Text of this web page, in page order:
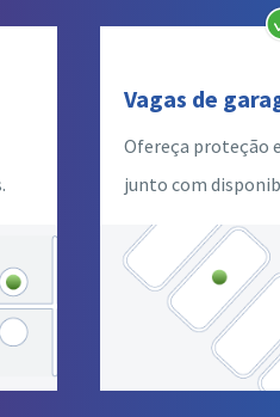
Vagas de
Ofereça proteção
junto com